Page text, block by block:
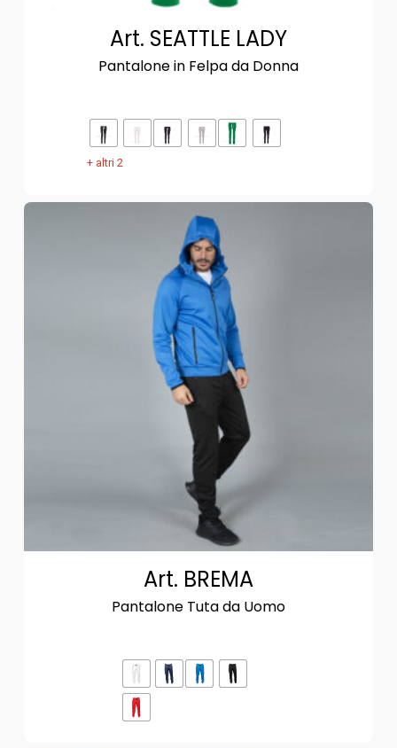
Art. SEATTLE LADY
Pantalone in Felpa da Donna
+ altri 2
Art. BREMA
Pantalone Tuta da Uomo